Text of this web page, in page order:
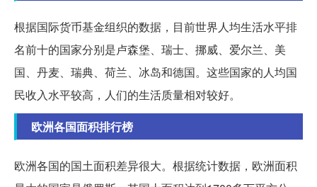
根据国际货币基金组织的数据，目前世界人均生活水平排
名前十的国家分别是卢森堡、瑞士、挪威、爱尔兰、美
国、丹麦、瑞典、荷兰、冰岛和德国。这些国家的人均国
民收入水平较高，人们的生活质量相对较好。
欧洲各国面积排行榜
欧洲各国的国土面积差异很大。根据统计数据，欧洲面积